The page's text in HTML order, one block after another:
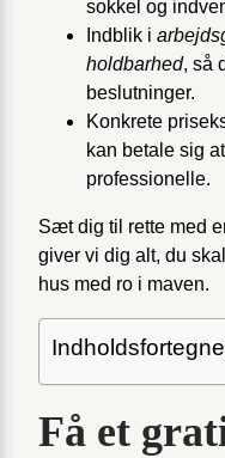
sokkel og
Indblik i
holdbarhed, så
beslutninger.
Konkrete
kan betale sig
professionelle.
Sæt dig til rette med
giver vi dig alt, du
hus med ro i maven.
Få et